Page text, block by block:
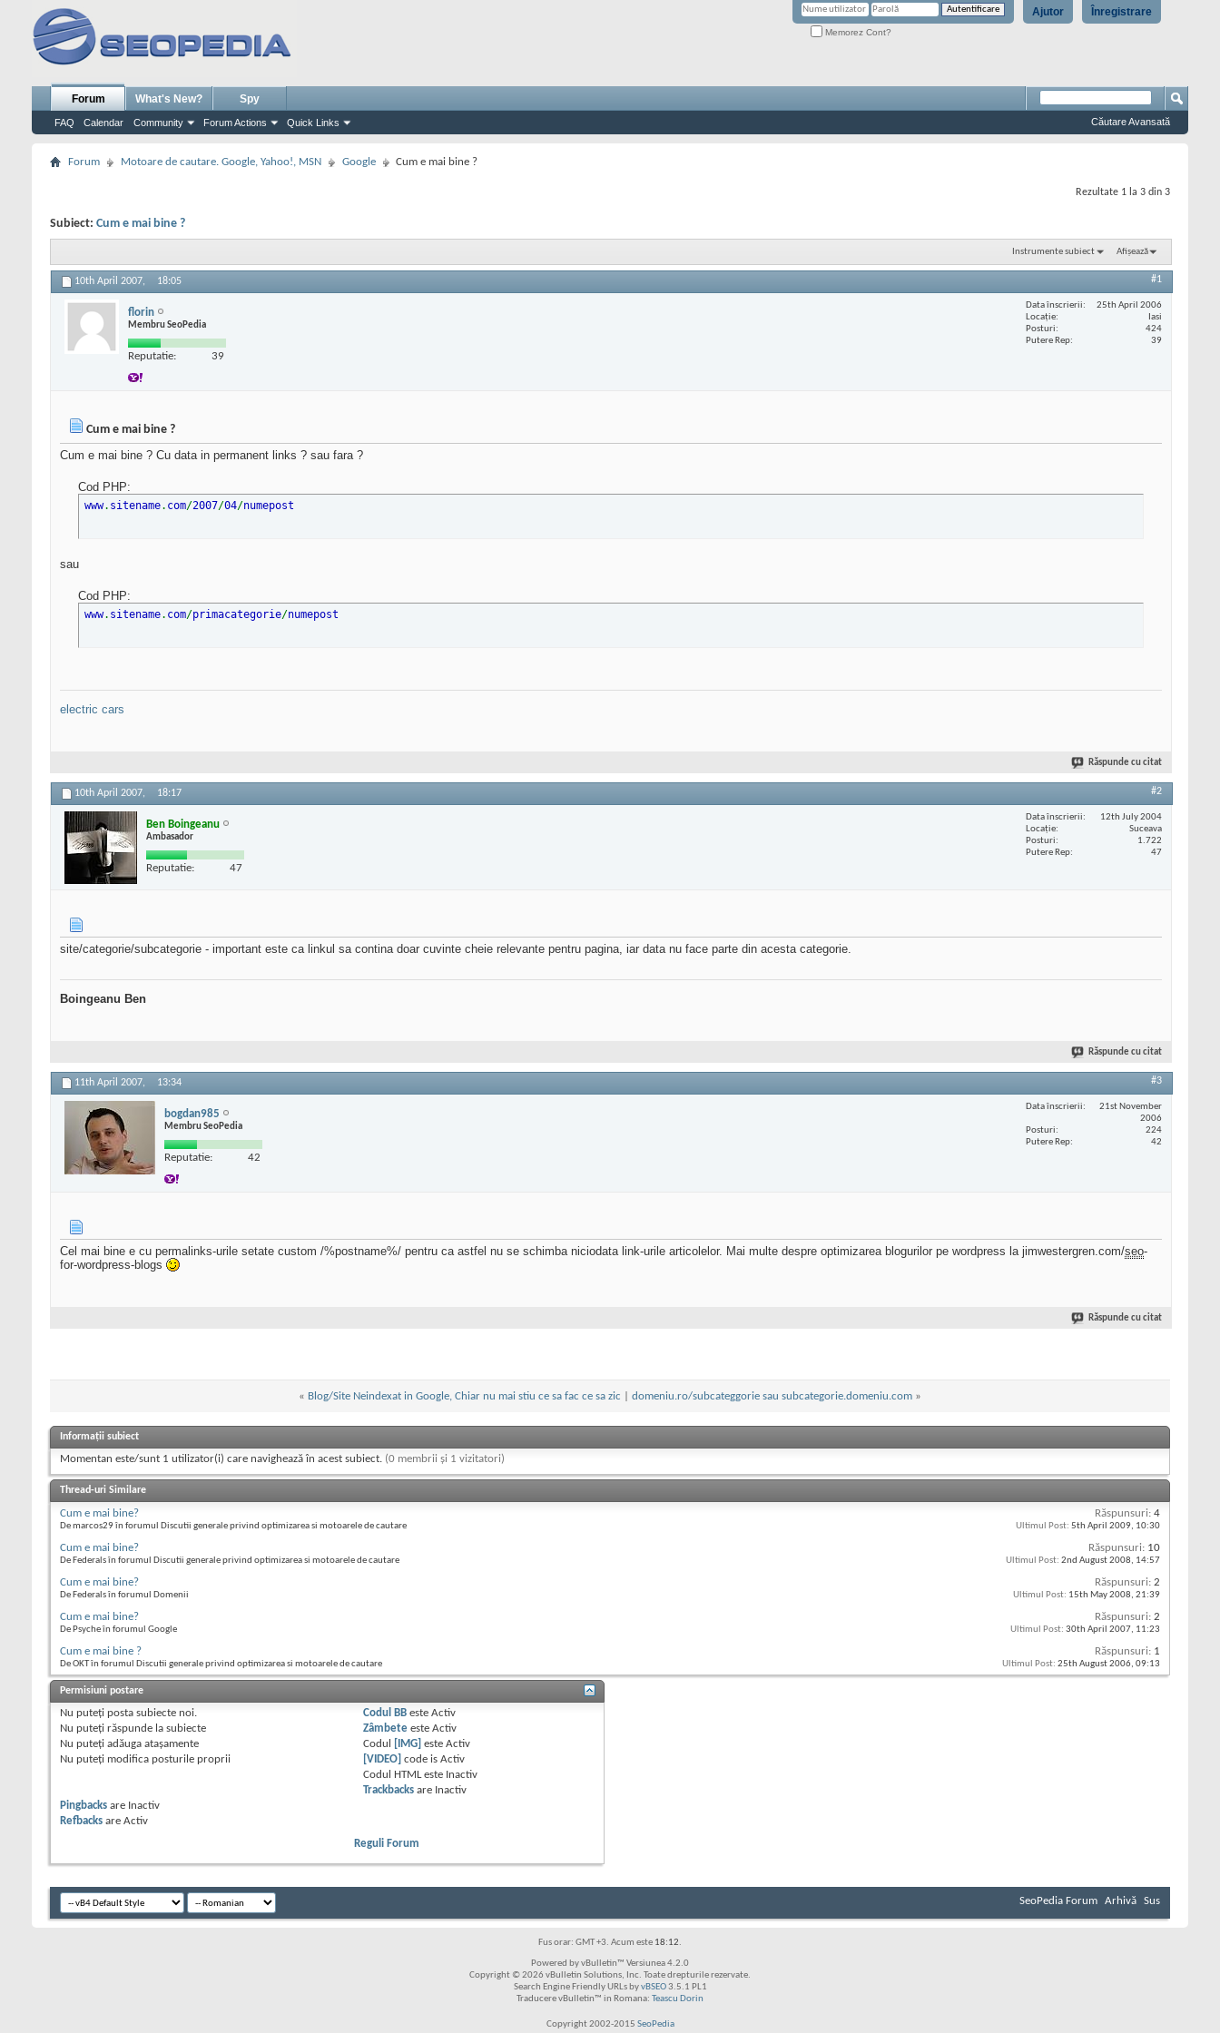
Înregistrare
Ajutor
Memorez Cont?
Forum
FAQ Calendar Community Forum Actions Quick Links
What's New? Spy
Căutare Avansată
Forum Motoare de cautare. Google, Yahoo!, MSN Google Cum e mai bine ?
Rezultate 1 la 3 din 3
Subiect: Cum e mai bine ?
Instrumente subiect Afișează
10th April 2007, 18:05 #1
florin
Membru SeoPedia
Reputatie: 39
Data înscrierii
25th April 2006
Locaţie
Iasi
Posturi
424
Putere Rep
39
Cum e mai bine ?
Cum e mai bine ? Cu data in permanent links ? sau fara ?
Cod PHP:
www. sitename. com/2007/04/numepost
sau
Cod PHP:
www. sitename. com/primacategorie/numepost
electric cars
Răspunde cu citat
10th April 2007, 18:17 #2
Ben Boingeanu
Ambasador
Reputatie: 47
Data înscrierii
12th July 2004
Locaţie
Suceava
Posturi
1.722
Putere Rep
47
site/categorie/subcategorie - important este ca linkul sa contina doar cuvinte cheie relevante pentru pagina, iar data nu face parte din acesta categorie.
Boingeanu Ben
Răspunde cu citat
11th April 2007, 13:34 #3
bogdan985
Membru SeoPedia
Reputatie: 42
Data înscrierii
21st November
2006
Posturi
224
Putere Rep
42
Cel mai bine e cu permalinks-urile setate custom /%postname%/ pentru ca astfel nu se schimba niciodata link-urile articolelor. Mai multe despre optimizarea blogurilor pe wordpress la jimwestergren.com/seo-
for-wordpress-blogs
Răspunde cu citat
« Blog/Site Neindexat in Google, Chiar nu mai stiu ce sa fac ce sa zic domeniu.ro/subcateggorie sau subcategorie.domeniu.com »
Informații subiect
Momentan este/sunt 1 utilizator(i) care navighează în acest subiect. (0 membrii și 1 vizitatori)
Thread-uri Similare
Cum e mai bine?
De marcos29 în forumul Discutii generale privind optimizarea si motoarele de cautare
Răspunsuri: 4
Ultimul Post: 5th April 2009, 10:30
Cum e mai bine?
De Federals în forumul Discutii generale privind optimizarea si motoarele de cautare
Răspunsuri: 10
Ultimul Post: 2nd August 2008, 14:57
Cum e mai bine?
De Federals în forumul Domenii
Răspunsuri: 2
Ultimul Post: 15th May 2008, 21:39
Cum e mai bine?
De Psyche în forumul Google
Răspunsuri: 2
Ultimul Post: 30th April 2007, 11:23
Cum e mai bine ?
De OKT în forumul Discutii generale privind optimizarea si motoarele de cautare
Răspunsuri: 1
Ultimul Post: 25th August 2006, 09:13
Permisiuni postare
Nu puteţi posta subiecte noi.
Nu puteţi răspunde la subiecte
Nu puteţi adăuga ataşamente
Nu puteţi modifica posturile proprii
Codul BB esteActiv
Zâmbete esteActiv
Codul
[IMG] esteActiv
[VIDEO] code isActiv
Codul HTML este Inactiv
Trackbacks are Inactiv
Pingbacks are Inactiv
Refbacks are Activ
Reguli Forum
SeoPedia Forum Arhivă Sus
Fus orar: GMT +3. Acum este 18:12.
Powered by vBulletin™ Versiunea 4.2.0
Copyright © 2026 vBulletin Solutions, Inc. Toate drepturile rezervate.
Search Engine Friendly URLs byvBSEO3.5.1 PL1
Traducere vBulletin™ in Romana: Teascu Dorin
Copyright 2002-2015 SeoPedia